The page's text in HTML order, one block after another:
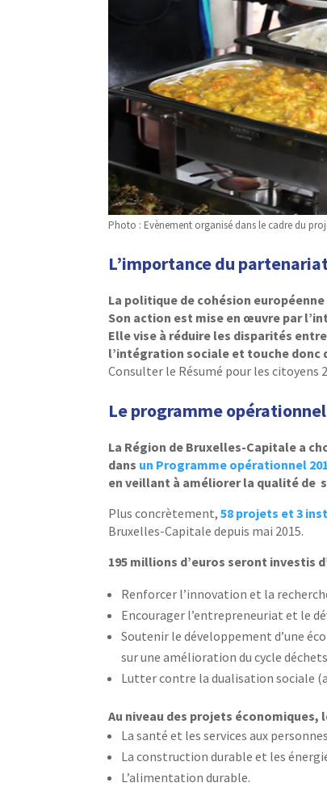
Photo : Evènement organisé dans le cadre du
L’importance du
La politique de cohésion
Son action est mise en œuvre par
Elle vise à réduire les disparités
l’intégration sociale et touche
Consulter le Résumé pour les citoyens
Le programme
La Région de Bruxelles-Capitale a
dans un Programme opérationnel
en veillant à améliorer la qualité de
Plus concrètement,58 projets et 3
Bruxelles-Capitale depuis mai 2015.
195 millions d’euros seront investis
Renforcer l’innovation et la
Encourager l’entrepreneuriat et le
Soutenir le développement d’une
sur une amélioration du cycle
Lutter contre la dualisation sociale
Au niveau des projets
La santé et les services aux
La construction durable et les
L’alimentation durable.